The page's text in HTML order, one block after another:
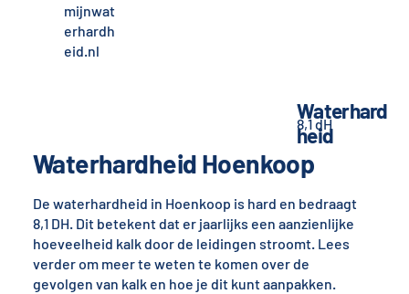
mijnwat
erhardh
eid.nl
Waterhardheid Hoenkoop
De waterhardheid in Hoenkoop is hard en bedraagt
8,1 DH. Dit betekent dat er jaarlijks een aanzienlijke
hoeveelheid kalk door de leidingen stroomt. Lees
verder om meer te weten te komen over de
gevolgen van kalk en hoe je dit kunt aanpakken.
Waterhard
heid
8,1 dH